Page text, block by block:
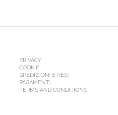
PRIVACY
COOKIE
SPEDIZIONI E RESI
PAGAMENTI
TERMS AND CONDITIONS